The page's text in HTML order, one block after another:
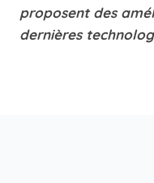
proposent des
dernières